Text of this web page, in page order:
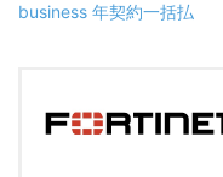
business 年契約一括払